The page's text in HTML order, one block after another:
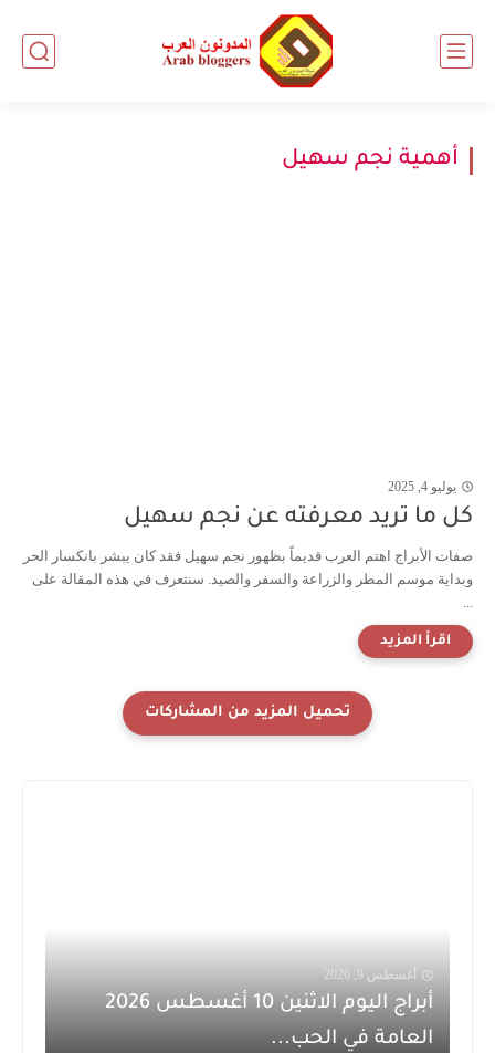
أهمية نجم سهيل
يوليو 4, 2025
كل ما تريد معرفته عن نجم سهيل
صفات الأبراج اهتم العرب قديماً بظهور نجم سهيل فقد كان يبشر بانكسار الحر
وبداية موسم المطر والزراعة والسفر والصيد. سنتعرف في هذه المقالة على
أغسطس 9, 2026
أبراج اليوم الاثنين 10 أغسطس 2026
العامة في الحب...